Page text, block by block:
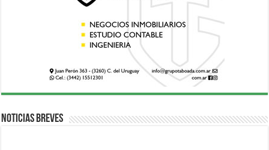
Noticias breves